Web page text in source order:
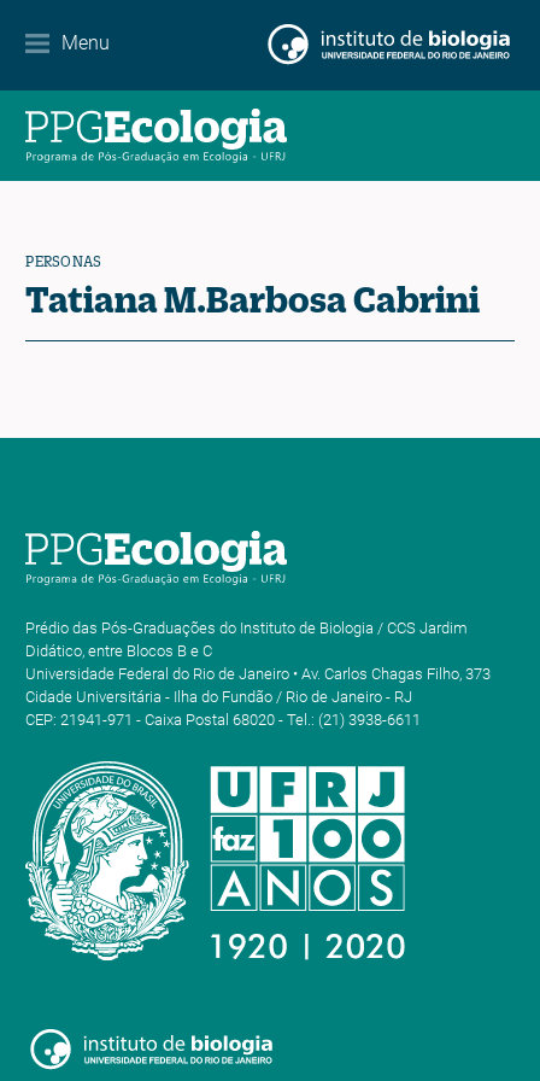
Menu
EN ES PT
PERSONAS
Tatiana M.Barbosa Cabrini
Prédio das Pós-Graduações do Instituto de Biologia / CCS Jardim
Didático, entre Blocos B e C
Universidade Federal do Rio de Janeiro • Av. Carlos Chagas Filho, 373
Cidade Universitária - Ilha do Fundão / Rio de Janeiro - RJ
CEP: 21941-971 - Caixa Postal 68020 - Tel.: (21) 3938-6611